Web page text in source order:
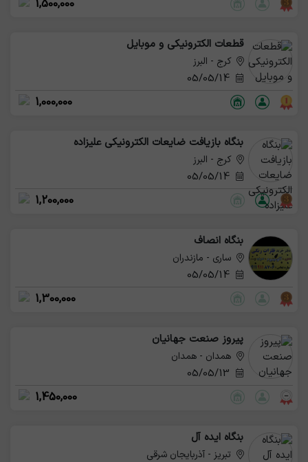
1,500,000
قطعات الکترونیکی و موبایل
کرج - البرز
05/05/14
1,000,000
بنگاه بازیافت ضایعات الکترونیکی علیزاده
کرج - البرز
05/05/14
1,200,000
بنگاه انصاف
ساری - مازندران
05/05/14
1,300,000
پیروز صنعت جهانیان
همدان - همدان
1,450,000
بنگاه ایده آل
تبریز - آذربایجان شرقی